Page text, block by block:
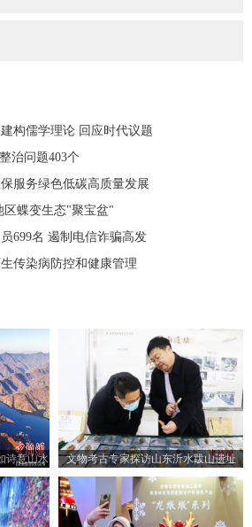
构儒学理论 回应时代议题
治问题403个
服务绿色低碳高质量发展
区蝶变生态"聚宝盆"
699名 遏制电信诈骗高发
传染病防控和健康管理
诗意山水
文物考古专家探访山东沂水跋山遗址